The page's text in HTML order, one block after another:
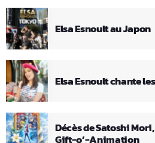
Elsa Esnoult au Japon
Elsa Esnoult chante
Décès de Satoshi
Gift-o’-Animation